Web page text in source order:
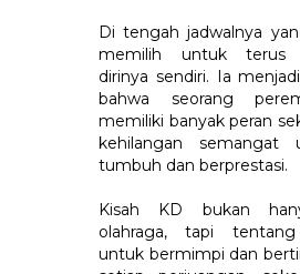
Di tengah jadwalnya
memilih untuk terus
dirinya sendiri. Ia
bahwa seorang
memiliki banyak peran
kehilangan semangat
tumbuh dan berprestasi.
Kisah KD bukan
olahraga, tapi tentang
untuk bermimpi dan